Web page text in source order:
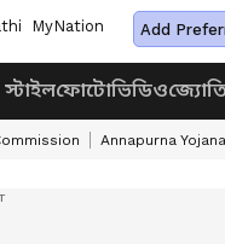
MyNation Add
ফোটোভিডিও
Annapurna